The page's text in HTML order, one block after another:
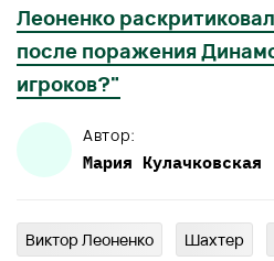
Леоненко
после поражения
игроков?"
Автор:
Мария Кулачковская
Виктор Леоненко Шахтер